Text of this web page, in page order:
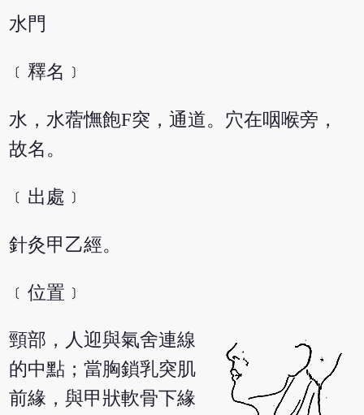
水門
﹝釋名﹞
水，水蓿憮飽F突，通道。穴在咽喉旁，
故名。
﹝出處﹞
針灸甲乙經。
﹝位置﹞
頸部，人迎與氣舍連線
的中點；當胸鎖乳突肌
前緣，與甲狀軟骨下緣